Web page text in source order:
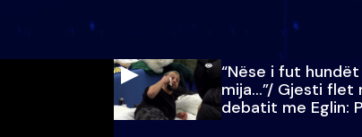
“Nëse i fut
mija…”/ Gjesti flet
debatit me Eglin:
paralajmëroj